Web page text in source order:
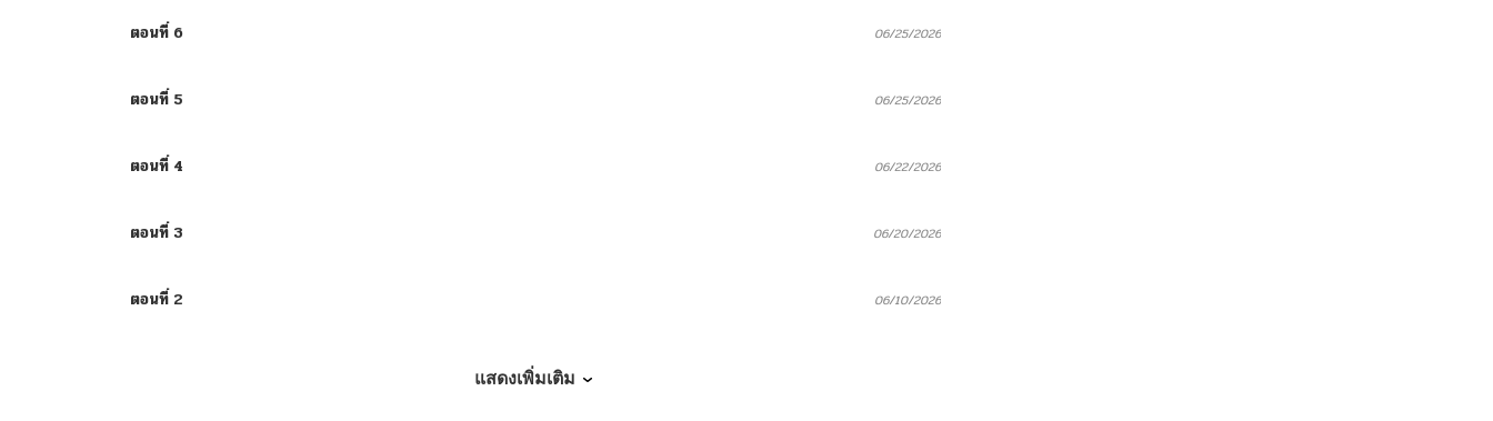
ตอนที่ 6 06/25/2026
ตอนที่ 5 06/25/2026
ตอนที่ 4 06/22/2026
ตอนที่ 3 06/20/2026
ตอนที่ 2 06/10/2026
แสดงเพิ่มเติม